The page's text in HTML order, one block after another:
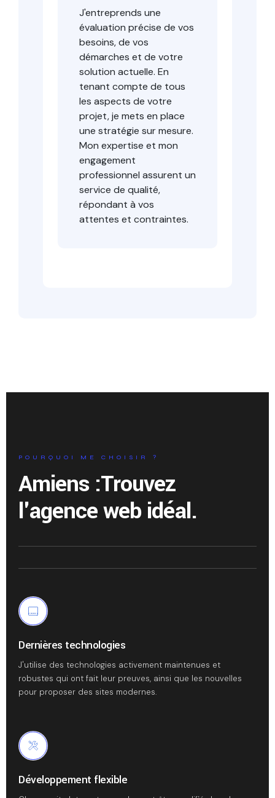
J'entreprends une
évaluation précise de vos
besoins, de vos
démarches et de votre
solution actuelle. En
tenant compte de tous
les aspects de votre
projet, je mets en place
une stratégie sur mesure.
Mon expertise et mon
engagement
professionnel assurent un
service de qualité,
répondant à vos
attentes et contraintes.
POURQUOI ME CHOISIR ?
Amiens :Trouvez
l'agence web idéal.
Dernières technologies
J'utilise des technologies activement maintenues et
robustes qui ont fait leur preuves, ainsi que les nouvelles
pour proposer des sites modernes.
Développement flexible